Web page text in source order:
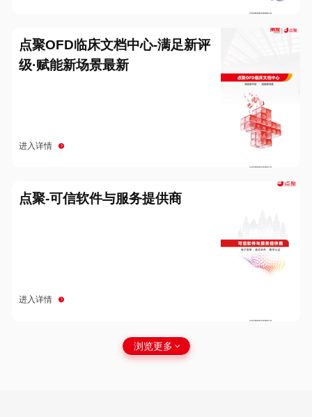
点聚OFD临床文档中心-满足新评
级·赋能新场景最新
进入详情
点聚-可信软件与服务提供商
进入详情
浏览更多